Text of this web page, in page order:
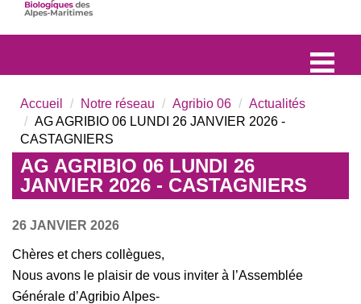
Accueil Notre réseau Agribio 06
Actualités
AG AGRIBIO 06 LUNDI 26 JANVIER 2026 -
CASTAGNIERS
AG AGRIBIO 06 LUNDI 26
JANVIER 2026 - CASTAGNIERS
26 JANVIER 2026
Chères et chers collègues,
Nous avons le plaisir de vous inviter à l’Assemblée
Générale d’Agribio Alpes-